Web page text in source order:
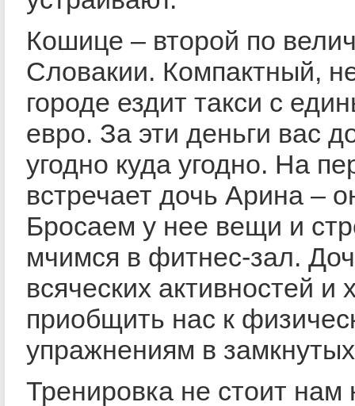
Кошице – второй по
Словакии. Компактный,
городе ездит такси с
евро. За эти деньги вас
угодно куда угодно. На
встречает дочь Арина –
Бросаем у нее вещи и
мчимся в фитнес-зал.
всяческих активностей и
приобщить нас к
упражнениям в
Тренировка не стоит нам